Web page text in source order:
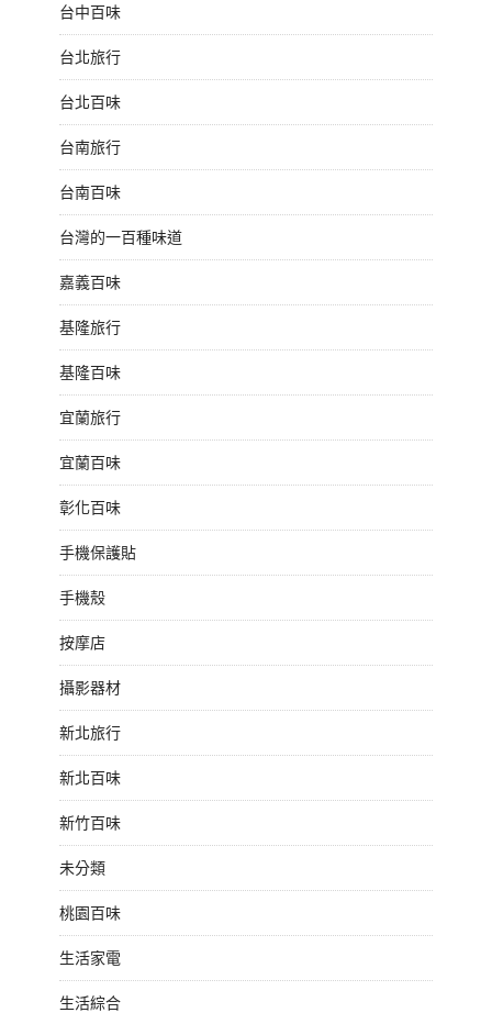
台中百味
台北旅行
台北百味
台南旅行
台南百味
台灣的一百種味道
嘉義百味
基隆旅行
基隆百味
宜蘭旅行
宜蘭百味
彰化百味
手機保護貼
手機殼
按摩店
攝影器材
新北旅行
新北百味
新竹百味
未分類
桃園百味
生活家電
生活綜合